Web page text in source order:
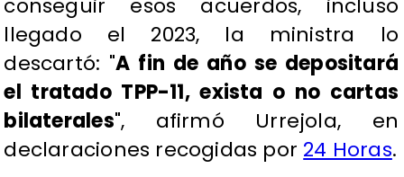
conseguir esos acuerdos, incluso
llegado el 2023, la ministra lo
descartó: "A fin de año se depositará
el tratado TPP-11, exista o no cartas
bilaterales", afirmó Urrejola, en
declaraciones recogidas por 24 Horas.